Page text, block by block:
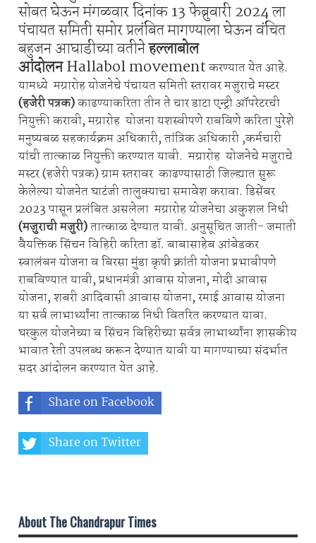
सोबत घेऊन मंगळवार दिनांक 13 फेब्रुवारी 2024 ला
पंचायत समिती समोर प्रलंबित मागण्याला घेऊन वंचित
बहुजन आघाडीच्या वतीनेहल्लाबोल
आंदोलनHallabol movementकरण्यात येत आहे.
यामध्ये मग्रारोह योजनेचे पंचायत समिती स्तरावर मजुराचे मस्टर
(हजेरी पत्रक)काढण्याकरिता तीन ते चार डाटा एन्ट्री ऑपरेटरची
नियुक्ती करावी, मग्रारोह योजना यशस्वीपणे राबविणे करिता पुरेशे
मनुष्यबळ सहकार्यक्रम अधिकारी, तांत्रिक अधिकारी ,कर्मचारी
यांची तात्काळ नियुक्ती करण्यात यावी. मग्रारोह योजनेचे मजुराचे
मस्टर (हजेरी पत्रक) ग्राम स्तरावर काढण्यासाठी जिल्ह्यात सुरू
केलेल्या योजनेत घाटंजी तालुक्याचा समावेश करावा. डिसेंबर
2023 पासून प्रलंबित असलेला मग्रारोह योजनेचा अकुशल निधी
(मजुराची मजुरी)तात्काळ देण्यात यावी. अनुसूचित जाती- जमाती
वैयक्तिक सिंचन विहिरी करिता डॉ. बाबासाहेब आंबेडकर
स्वालंबन योजना व बिरसा मुंडा कृषी क्रांती योजना प्रभावीपणे
राबविण्यात यावी, प्रधानमंत्री आवास योजना, मोदी आवास
योजना, शबरी आदिवासी आवास योजना, रमाई आवास योजना
या सर्व लाभार्थ्यांना तात्काळ निधी वितरित करण्यात यावा.
घरकुल योजनेच्या व सिंचन विहिरीच्या सर्वत्र लाभार्थ्यांना शासकीय
भावात रेती उपलब्ध करून देण्यात यावी या मागण्याच्या संदर्भात
सदर आंदोलन करण्यात येत आहे.
Share on Facebook
Share on Twitter
About The Chandrapur Times